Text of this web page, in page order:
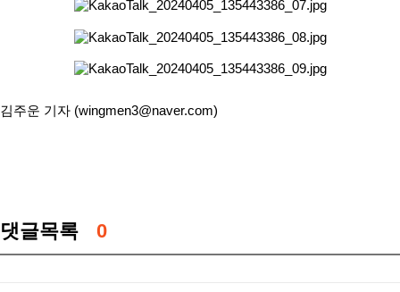
김주운 기자 (wingmen3@naver.com)
댓글목록 0